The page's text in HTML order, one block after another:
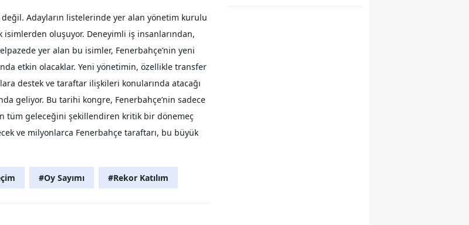
değil. Adayların listelerinde yer alan yönetim kurulu
oluşuyor. Deneyimli iş insanlarından,
yer alan bu isimler, Fenerbahçe’nin yeni
etkin olacaklar. Yeni yönetimin, özellikle transfer
destek ve taraftar ilişkileri konularında atacağı
geliyor. Bu tarihi kongre, Fenerbahçe’nin sadece
tüm geleceğini şekillendiren kritik bir dönemeç
ve milyonlarca Fenerbahçe taraftarı, bu büyük
#Oy Sayımı #Rekor Katılım